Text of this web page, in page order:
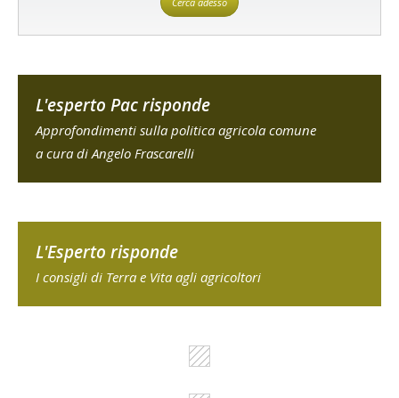
L'esperto Pac risponde
Approfondimenti sulla politica agricola comune
a cura di Angelo Frascarelli
L'Esperto risponde
I consigli di Terra e Vita agli agricoltori